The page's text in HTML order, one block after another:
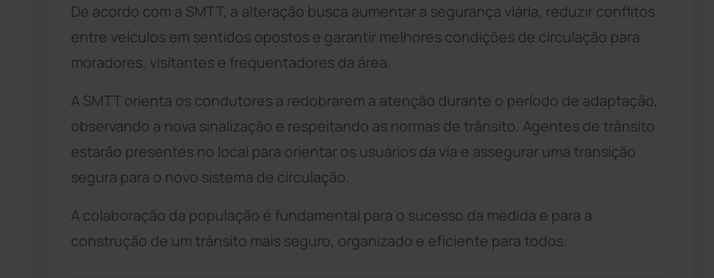
De acordo com a SMTT, a alteração busca aumentar a segurança viária, reduzir conflitos
entre veículos em sentidos opostos e garantir melhores condições de circulação para
moradores, visitantes e frequentadores da área.
A SMTT orienta os condutores a redobrarem a atenção durante o período de adaptação,
observando a nova sinalização e respeitando as normas de trânsito. Agentes de trânsito
estarão presentes no local para orientar os usuários da via e assegurar uma transição
segura para o novo sistema de circulação.
A colaboração da população é fundamental para o sucesso da medida e para a
construção de um trânsito mais seguro, organizado e eficiente para todos.